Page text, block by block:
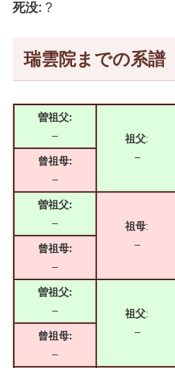
死没: ?
瑞雲院までの系譜
曽祖父:
–
祖父:
–
曾祖母:
–
曽祖父:
–
祖母:
–
曾祖母:
–
曽祖父:
–
祖父:
–
曾祖母:
–